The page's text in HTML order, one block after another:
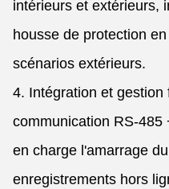
intérieurs et extérieurs,
housse de protection
scénarios extérieurs.
4. Intégration et gestion
communication RS-485
en charge l'amarrage
enregistrements hors